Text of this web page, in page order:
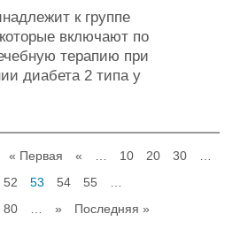
к группе
включают по
терапию при
диабета 2 типа у
« Первая « 10 20 30
52 53 54 55
80 » Последняя »